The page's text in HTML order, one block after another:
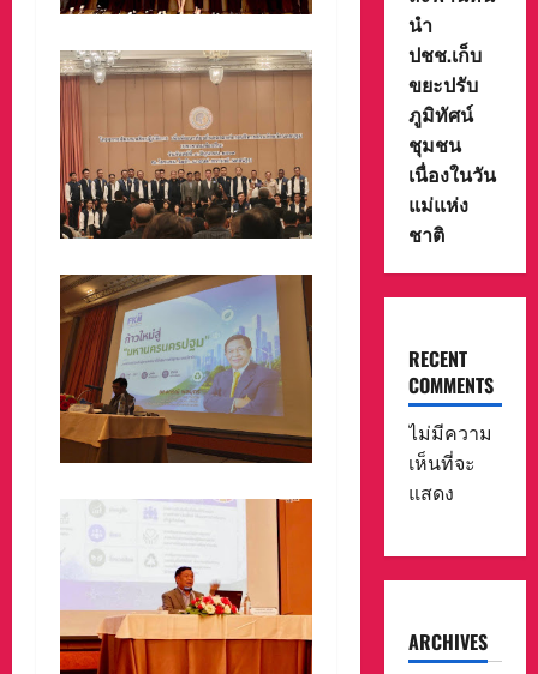
นำ
ปชช.เก็บ
ขยะปรับ
ภูมิทัศน์
ชุมชน
เนื่องในวัน
แม่แห่ง
ชาติ
RECENT
COMMENTS
ไม่มีความ
เห็นที่จะ
แสดง
ARCHIVES